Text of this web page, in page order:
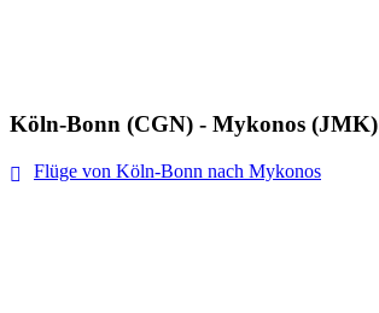
Köln-Bonn (CGN) - Mykonos (JMK)
Flüge von Köln-Bonn nach Mykonos